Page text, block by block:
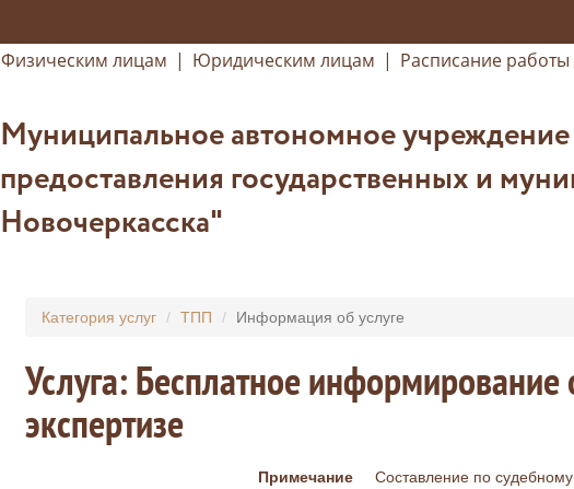
Физическим лицам | Юридическим лицам | Расписание работы
Муниципальное автономное
предоставления государственных и
Новочеркасска"
Категория услуг ТПП Информация об услуге
Услуга: Бесплатное
экспертизе
Примечание
Составление по